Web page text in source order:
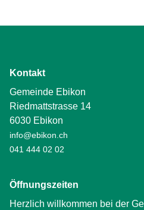
Kontakt
Gemeinde Ebikon
Riedmattstrasse 14
6030 Ebikon
info@ebikon.ch
041 444 02 02
Öffnungszeiten
Herzlich willkommen bei der